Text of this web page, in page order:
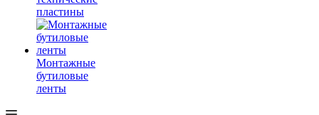
пластины
Монтажные
бутиловые
ленты